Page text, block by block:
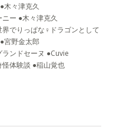
木々津克久
ー ●木々津克久
界でりっぱな♀ドラゴンとして
宮野金太郎
ンドセーヌ ●Cuvie
体験談 ●稲山覚也